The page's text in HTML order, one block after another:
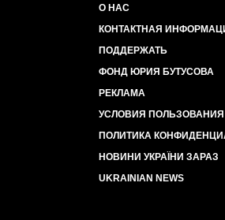
О НАС
КОНТАКТНАЯ
ПОДДЕРЖАТЬ
ФОНД ЮРИЯ БУТУСОВА
РЕКЛАМА
УСЛОВИЯ ПОЛЬЗОВАНИЯ
ПОЛИТИКА
НОВИНИ УКРАЇНИ ЗАРАЗ
UKRAINIAN NEWS